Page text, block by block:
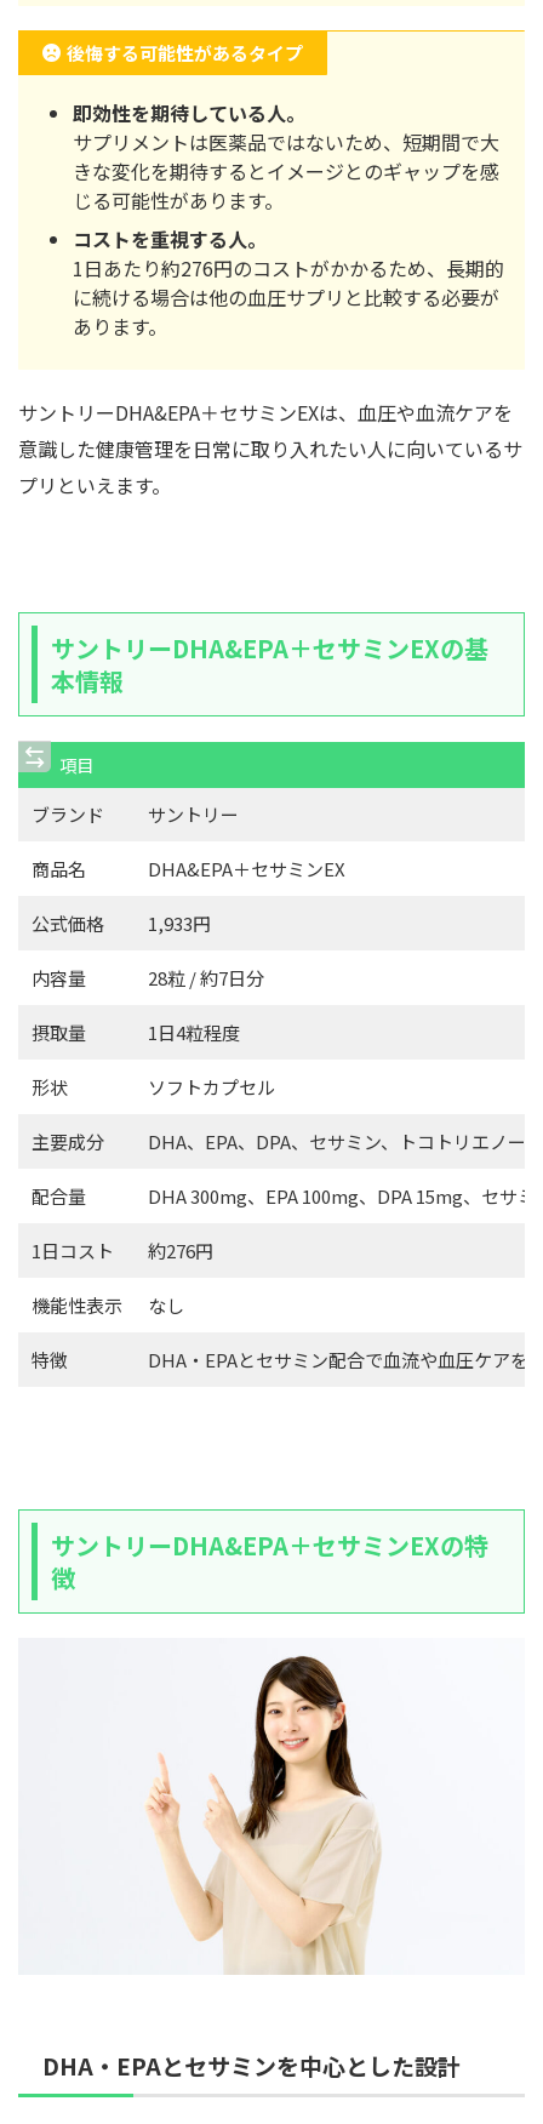
後悔する可能性があるタイプ
即効性を期待している人。
サプリメントは医薬品ではないため、短期間で大
きな変化を期待するとイメージとのギャップを感
じる可能性があります。
コストを重視する人。
1日あたり約276円のコストがかかるため、長期的
に続ける場合は他の血圧サプリと比較する必要が
あります。
サントリーDHA&EPA＋セサミンEXは、血圧や血流ケアを
意識した健康管理を日常に取り入れたい人に向いているサ
プリといえます。
サントリーDHA&EPA＋セサミンEXの基
本情報
項目
ブランド
サントリー
商品名 DHA&EPA＋セサミンEX
公式価格 1,933円
内容量 28粒 / 約7日分
摂取量 1日4粒程度
形状 ソフトカプセル
主要成分 DHA、EPA、DPA、セサミン、トコトリエノー
配合量 DHA 300mg、EPA 100mg、DPA 15mg、セサ
1日コスト 約276円
機能性表示 なし
特徴 DHA・EPAとセサミン配合で血流や血圧ケア
サントリーDHA&EPA＋セサミンEXの特
徴
DHA・EPAとセサミンを中心とした設計